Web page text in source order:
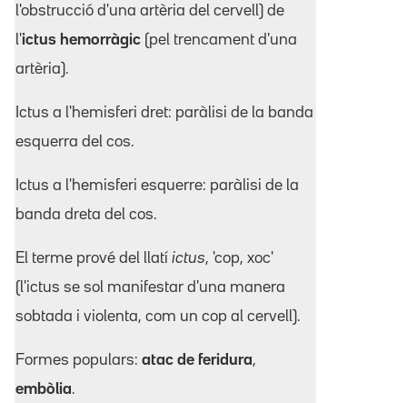
l'obstrucció d'una artèria del cervell) de
l'ictus hemorràgic (pel trencament d'una
artèria).
Ictus a l'hemisferi dret: paràlisi de la banda
esquerra del cos.
Ictus a l'hemisferi esquerre: paràlisi de la
banda dreta del cos.
El terme prové del llatí ictus, 'cop, xoc'
(l'ictus se sol manifestar d'una manera
sobtada i violenta, com un cop al cervell).
Formes populars: atac de feridura,
embòlia.